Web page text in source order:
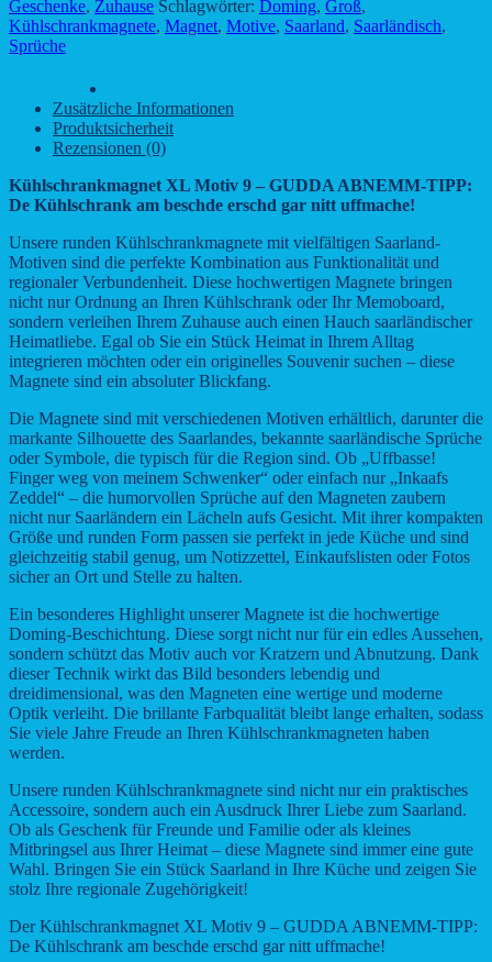
–
GUDDA
ABNEMM-
Kühlschrank
am
beschde
erschd
gar
nitt
uffmache!
Menge
Geschenke, Zuhause Schlagwörter: Doming, Groß,
Kühlschrankmagnete, Magnet, Motive, Saarland, Saarländisch,
Sprüche
Zusätzliche Informationen
Produktsicherheit
Rezensionen (0)
Kühlschrankmagnet XL Motiv 9 – GUDDA ABNEMM-TIPP:
De Kühlschrank am beschde erschd gar nitt uffmache!
Unsere runden Kühlschrankmagnete mit vielfältigen Saarland-
Motiven sind die perfekte Kombination aus Funktionalität und
regionaler Verbundenheit. Diese hochwertigen Magnete bringen
nicht nur Ordnung an Ihren Kühlschrank oder Ihr Memoboard,
sondern verleihen Ihrem Zuhause auch einen Hauch saarländischer
Heimatliebe. Egal ob Sie ein Stück Heimat in Ihrem Alltag
integrieren möchten oder ein originelles Souvenir suchen – diese
Magnete sind ein absoluter Blickfang.
Die Magnete sind mit verschiedenen Motiven erhältlich, darunter die
markante Silhouette des Saarlandes, bekannte saarländische Sprüche
oder Symbole, die typisch für die Region sind. Ob „Uffbasse!
Finger weg von meinem Schwenker“ oder einfach nur „Inkaafs
Zeddel“ – die humorvollen Sprüche auf den Magneten zaubern
nicht nur Saarländern ein Lächeln aufs Gesicht. Mit ihrer kompakten
Größe und runden Form passen sie perfekt in jede Küche und sind
gleichzeitig stabil genug, um Notizzettel, Einkaufslisten oder Fotos
sicher an Ort und Stelle zu halten.
Ein besonderes Highlight unserer Magnete ist die hochwertige
Doming-Beschichtung. Diese sorgt nicht nur für ein edles Aussehen,
sondern schützt das Motiv auch vor Kratzern und Abnutzung. Dank
dieser Technik wirkt das Bild besonders lebendig und
dreidimensional, was den Magneten eine wertige und moderne
Optik verleiht. Die brillante Farbqualität bleibt lange erhalten, sodass
Sie viele Jahre Freude an Ihren Kühlschrankmagneten haben
werden.
Unsere runden Kühlschrankmagnete sind nicht nur ein praktisches
Accessoire, sondern auch ein Ausdruck Ihrer Liebe zum Saarland.
Ob als Geschenk für Freunde und Familie oder als kleines
Mitbringsel aus Ihrer Heimat – diese Magnete sind immer eine gute
Wahl. Bringen Sie ein Stück Saarland in Ihre Küche und zeigen Sie
stolz Ihre regionale Zugehörigkeit!
Der Kühlschrankmagnet XL Motiv 9 – GUDDA ABNEMM-TIPP:
De Kühlschrank am beschde erschd gar nitt uffmache!